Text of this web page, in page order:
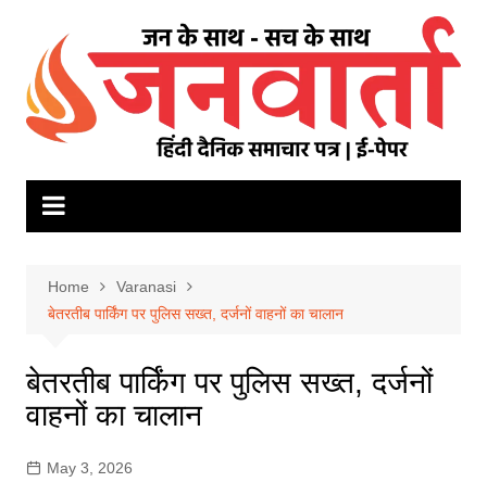
content
Home
Varanasi
बेतरतीब पार्किंग पर पुलिस सख्त, दर्जनों वाहनों का चालान
बेतरतीब पार्किंग पर पुलिस सख्त, दर्जनों
वाहनों का चालान
May 3, 2026